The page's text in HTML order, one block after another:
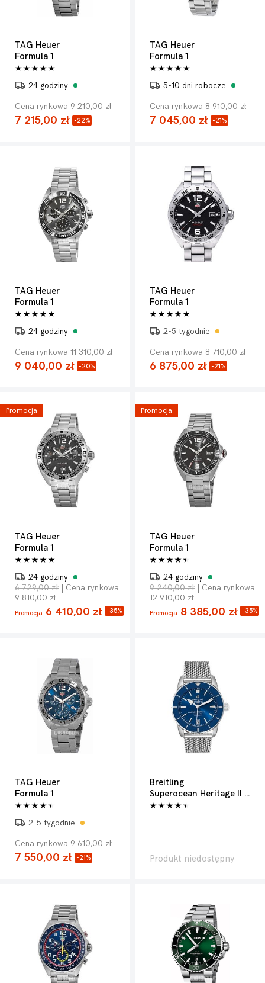
TAG Heuer
Formula 1
24 godziny
Cena rynkowa 9 210,00 zł
7 215,00 zł -22%
TAG Heuer
Formula 1
5-10 dni robocze
Cena rynkowa 8 910,00 zł
7 045,00 zł -21%
TAG Heuer
Formula 1
24 godziny
Cena rynkowa 11 310,00 zł
9 040,00 zł -20%
TAG Heuer
Formula 1
2-5 tygodnie
Cena rynkowa 8 710,00 zł
6 875,00 zł -21%
Promocja
TAG Heuer
Formula 1
24 godziny
6 729,00 zł | Cena rynkowa
9 810,00 zł
Promocja 6 410,00 zł -35%
Promocja
TAG Heuer
Formula 1
24 godziny
9 240,00 zł | Cena rynkowa
12 910,00 zł
Promocja 8 385,00 zł -35%
TAG Heuer
Formula 1
2-5 tygodnie
Cena rynkowa 9 610,00 zł
7 550,00 zł -21%
Breitling
Superocean Heritage II 42
Produkt niedostępny